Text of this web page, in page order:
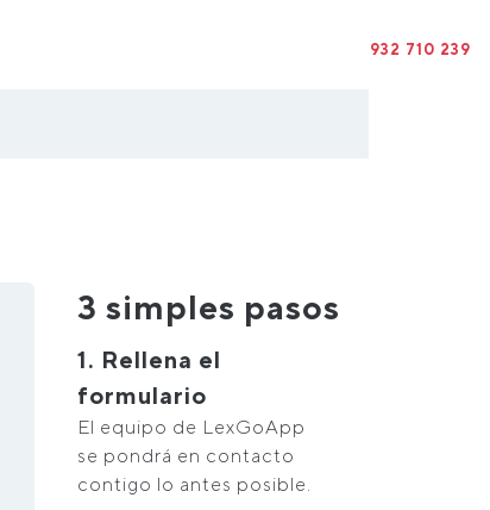
932 710 239
3 simples pasos
1. Rellena el
formulario
El equipo de LexGoApp
se pondrá en contacto
contigo lo antes posible.